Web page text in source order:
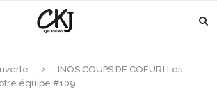
[NOS COUPS DE COEUR] Les
équipe #109